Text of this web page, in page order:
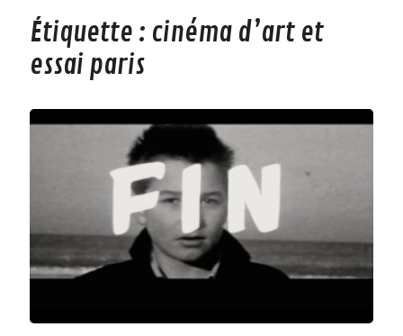
Étiquette : cinéma d’art et
essai paris